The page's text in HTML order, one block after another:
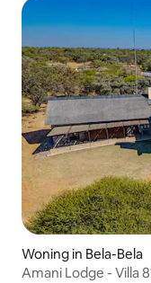
Woning in Bela-Bela
Amani Lodge - Villa